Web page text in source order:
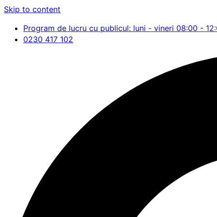
Skip to content
Program de lucru cu publicul: luni - vineri 08:00 -
0230 417 102